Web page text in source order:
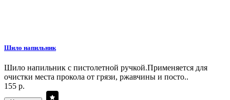
Шило напильник
Шило напильник с пистолетной ручкой.Применяется для
очистки места прокола от грязи, ржавчины и посто..
155 р.